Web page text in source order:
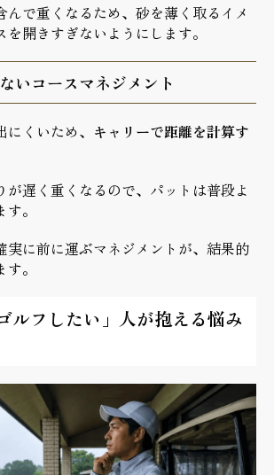
んで重くなるため、砂を薄く取るイメ
開きすぎないようにします。
いコースマネジメント
くいため、 キャリーで距離を計算す
が遅く重くなるので、パットは普段よ
。
実に前に運ぶマネジメントが、結果的
。
ルフしたい」人が抱える悩み